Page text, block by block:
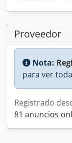
Proveedor
Nota:
para ver
Registrado
81 anuncios